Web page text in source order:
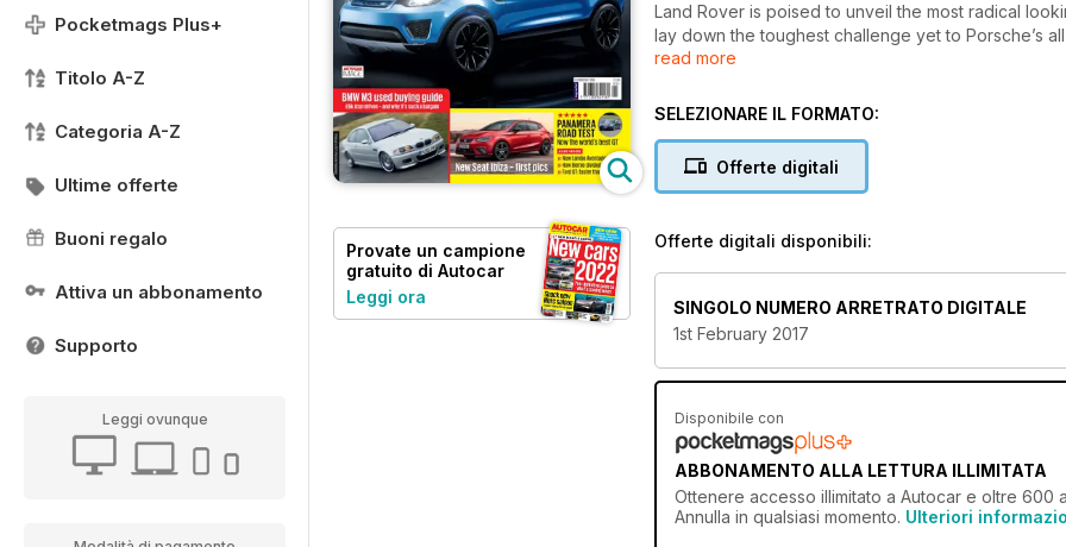
Pocketmags Plus+
Titolo A-Z
Categoria A-Z
Ultime offerte
Buoni regalo
Attiva un abbonamento
Supporto
Leggi ovunque
Provate un campione
gratuito di Autocar
Leggi ora
Land Rover is poised to unveil the most radical
lay down the toughest challenge yet to Porsche’s
Mercedes-Benz GLE Coupé. The new model,
£80,000 Range Rover Sport. Due for official launch
the ultra-modern aluminium body and assembly
insiders are confident that rising demand will drive
read more
SELEZIONARE IL FORMATO:
Offerte digitali
Offerte digitali disponibili:
SINGOLO NUMERO ARRETRATO DIGITALE
1st February 2017
Disponibile con
ABBONAMENTO ALLA LETTURA ILLIMITATA
Ottenere accesso illimitato a Autocar e oltre 600
Annulla in qualsiasi momento. Ulteriori